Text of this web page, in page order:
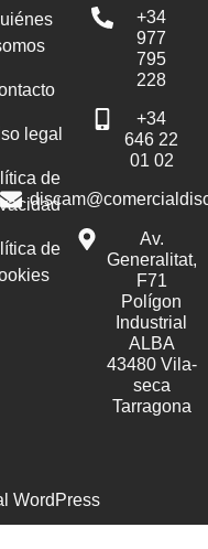
legal
de
de
+34
977
795
228
+34
646 22
01 02
Av.
Generalitat,
F71
Polígon
Industrial
ALBA
43480 Vila-
seca
Tarragona
WordPress